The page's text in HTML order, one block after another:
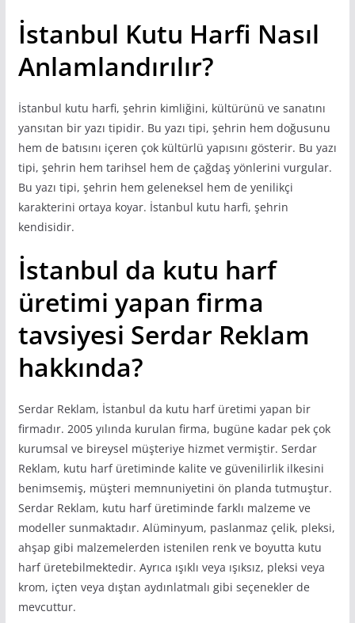
İstanbul Kutu Harfi Nasıl
Anlamlandırılır?
İstanbul kutu harfi, şehrin kimliğini, kültürünü ve sanatını
yansıtan bir yazı tipidir. Bu yazı tipi, şehrin hem doğusunu
hem de batısını içeren çok kültürlü yapısını gösterir. Bu yazı
tipi, şehrin hem tarihsel hem de çağdaş yönlerini vurgular.
Bu yazı tipi, şehrin hem geleneksel hem de yenilikçi
karakterini ortaya koyar. İstanbul kutu harfi, şehrin
kendisidir.
İstanbul da kutu harf
üretimi yapan firma
tavsiyesi Serdar Reklam
hakkında?
Serdar Reklam, İstanbul da kutu harf üretimi yapan bir
firmadır. 2005 yılında kurulan firma, bugüne kadar pek çok
kurumsal ve bireysel müşteriye hizmet vermiştir. Serdar
Reklam, kutu harf üretiminde kalite ve güvenilirlik ilkesini
benimsemiş, müşteri memnuniyetini ön planda tutmuştur.
Serdar Reklam, kutu harf üretiminde farklı malzeme ve
modeller sunmaktadır. Alüminyum, paslanmaz çelik, pleksi,
ahşap gibi malzemelerden istenilen renk ve boyutta kutu
harf üretebilmektedir. Ayrıca ışıklı veya ışıksız, pleksi veya
krom, içten veya dıştan aydınlatmalı gibi seçenekler de
mevcuttur.